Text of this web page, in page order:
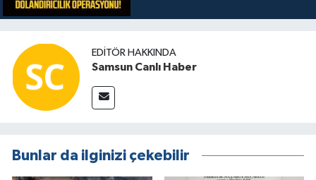
EDITÖR HAKKINDA
Samsun Canlı Haber
Bunlar da ilginizi çekebilir